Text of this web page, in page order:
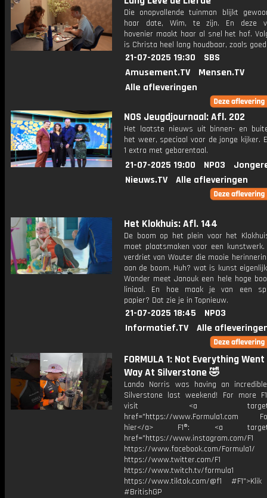
Die onopvallende tuinman blijkt
haar date, Wim, te zijn. En deze
hovenier maakt haar al snel het hof.
is Christa heel lang houdbaar, zoals
21-07-2025 19:30
SBS
Amusement.TV
Mensen.TV
Alle afleveringen
NOS Jeugdjournaal: Afl. 202
Het laatste nieuws uit binnen- en
het weer, speciaal voor de jonge kijker.
1 extra met gebarentaal.
21-07-2025 19:00 NPO3
Nieuws.TV
Alle afleveringen
Het Klokhuis: Afl. 144
De boom op het plein voor het
moet plaatsmaken voor een
verdriet van Wouter die mooie
aan de boom. Huh? wat is kunst
Wonder meet Janouk een hele hoge
liniaal. En hoe maak je van een
papier? Dat zie je in Topnieuw.
21-07-2025 18:45
NPO3
Informatief.TV
Alle
FORMULA 1: Not Everything
Way At Silverstone 🤣
Lando Norris was having an
Silverstone last weekend! For more
visit <a
href="https://www.Formula1.com
hier</a> F1®: <a
href="https://www.instagram.com/F1
https://www.facebook.com/Formula1/
https://www.twitter.com/F1
https://www.twitch.tv/formula1
https://www.tiktok.com/@f1
#BritishGP